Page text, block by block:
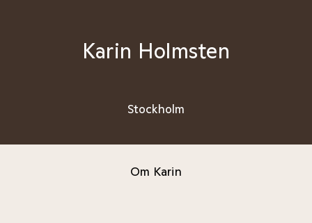
Karin Holmsten
Stockholm
Om Karin